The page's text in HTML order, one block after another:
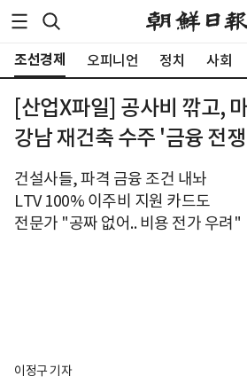
조선경제 오피니언 정치 사회
[산업X파일] 공사비 깎고,
강남 재건축 수주 '금융 전
건설사들, 파격 금융 조건 내놔
LTV 100% 이주비 지원 카드도
전문가 "공짜 없어.. 비용 전가 우려"
이정구 기자